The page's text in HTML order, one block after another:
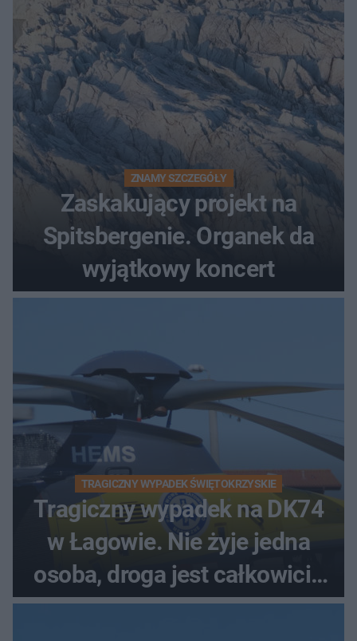
ZNAMY SZCZEGÓŁY
Zaskakujący projekt na
Spitsbergenie. Organek da
wyjątkowy koncert
TRAGICZNY WYPADEK ŚWIĘTOKRZYSKIE
Tragiczny wypadek na DK74
w Łagowie. Nie żyje jedna
osoba, droga jest całkowicie
zablokowana